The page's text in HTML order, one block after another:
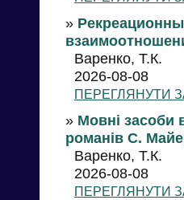
»
Варенко, Т.К.
2026-08-08
ПЕРЕГЛЯНУТИ
» Мовні засоби
романів С.
Варенко, Т.К.
2026-08-08
ПЕРЕГЛЯНУТИ